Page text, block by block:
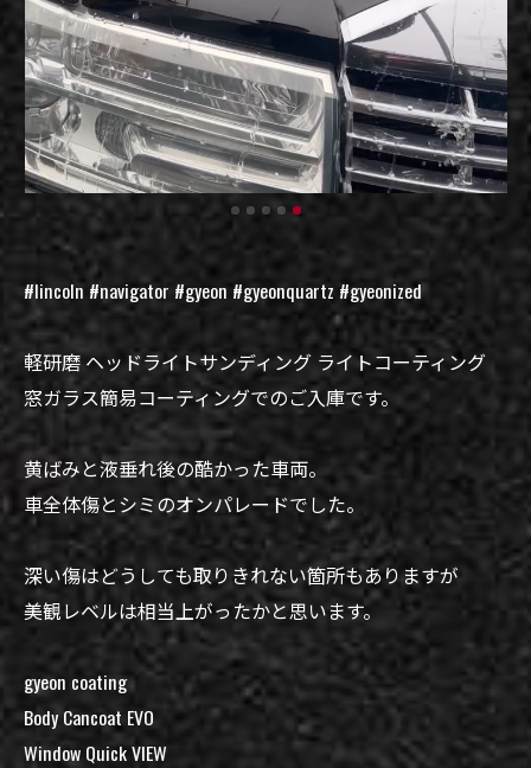
#lincoln #navigator #gyeon #gyeonquartz #gyeonized
軽研磨 ヘッドライトサンディング ライトコーティング
窓ガラス簡易コーティングでのご入庫です。
黄ばみと液垂れ後の酷かった車両。
車全体傷とシミのオンパレードでした。
深い傷はどうしても取りきれない箇所もありますが
美観レベルは相当上がったかと思います。
gyeon coating
Body Cancoat EVO
Window Quick VIEW